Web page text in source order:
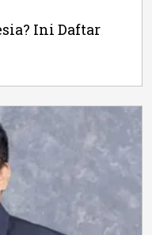
Ini Daftar